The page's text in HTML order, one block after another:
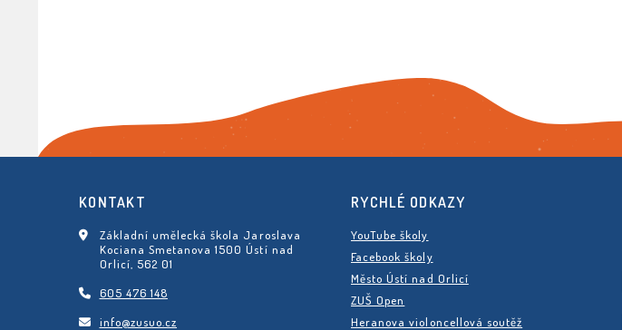
KONTAKT
Základní umělecká škola Jaroslava
Kociana Smetanova 1500 Ústí nad
Orlicí, 562 01
605 476 148
info@zusuo.cz
RYCHLÉ ODKAZY
YouTube školy
Facebook školy
Město Ústí nad Orlicí
ZUŠ Open
Heranova violoncellová soutěž